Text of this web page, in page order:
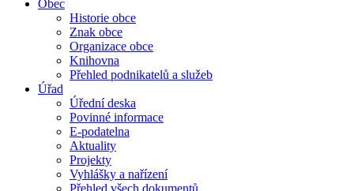
Obec
Historie obce
Znak obce
Organizace obce
Knihovna
Přehled podnikatelů a služeb
Úřad
Úřední deska
Povinné informace
E-podatelna
Aktuality
Projekty
Vyhlášky a nařízení
Přehled všech dokumentů